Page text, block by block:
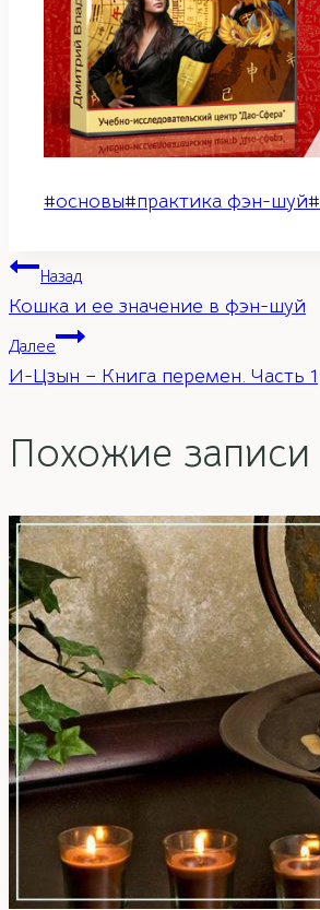
Метки
#основы#практика фэн-шуй#
Навигация
по
записям
Назад
Кошка и ее значение в фэн-шуй
Далее
И-Цзын – Книга перемен. Часть 1
Похожие записи